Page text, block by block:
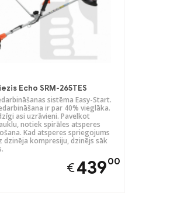
Echo SRM-265TES
sistēma Easy-Start.
ir par 40% vieglāka.
asi uzrāvieni. Pavelkot
notiek spirāles atsperes
Kad atsperes spriegojums
dzinēja kompresiju, dzinējs sāk
€43900